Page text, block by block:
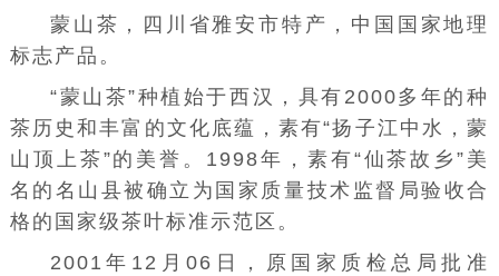
蒙山茶， 四川省雅安市特产，中国国家地理
标志产品。
“蒙山茶”种植始于西汉，具有2000多年的种
茶历史和丰富的文化底蕴，素有“扬子江中水，蒙
山顶上茶”的美誉。1998年，素有“仙茶故乡”美
名的名山县被确立为国家质量技术监督局验收合
格的国家级茶叶标准示范区。
2001年12月06日，原国家质检总局批准